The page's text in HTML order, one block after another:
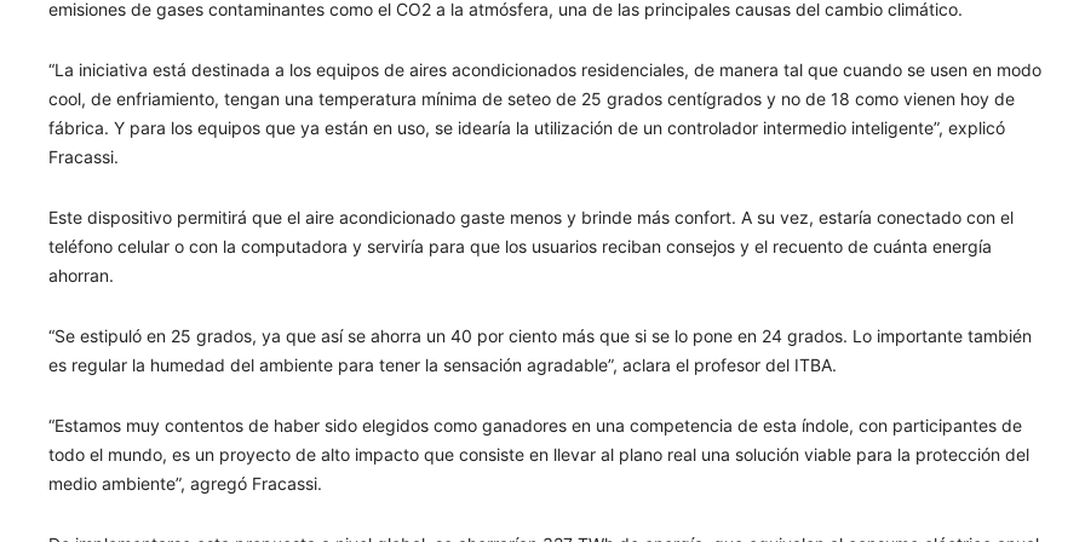
emisiones de gases contaminantes como el CO2 a la atmósfera, una de las principales causas del cambio climático.
“La iniciativa está destinada a los equipos de aires acondicionados residenciales, de manera tal que cuando se usen en modo
cool, de enfriamiento, tengan una temperatura mínima de seteo de 25 grados centígrados y no de 18 como vienen hoy de
fábrica. Y para los equipos que ya están en uso, se idearía la utilización de un controlador intermedio inteligente”, explicó
Fracassi.
Este dispositivo permitirá que el aire acondicionado gaste menos y brinde más confort. A su vez, estaría conectado con el
teléfono celular o con la computadora y serviría para que los usuarios reciban consejos y el recuento de cuánta energía
ahorran.
“Se estipuló en 25 grados, ya que así se ahorra un 40 por ciento más que si se lo pone en 24 grados. Lo importante también
es regular la humedad del ambiente para tener la sensación agradable”, aclara el profesor del ITBA.
“Estamos muy contentos de haber sido elegidos como ganadores en una competencia de esta índole, con participantes de
todo el mundo, es un proyecto de alto impacto que consiste en llevar al plano real una solución viable para la protección del
medio ambiente”, agregó Fracassi.